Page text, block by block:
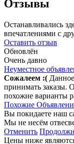
Отзывы
Останавливались
впечатлениями с
Оставить отзыв
Обновлён
Очень давно
Неуместное
Сожалеем :(
принимать заказы.
похожие варианты
Похожие
Вы покидаете наш
Мы не несём
Отменить
Цены ниже